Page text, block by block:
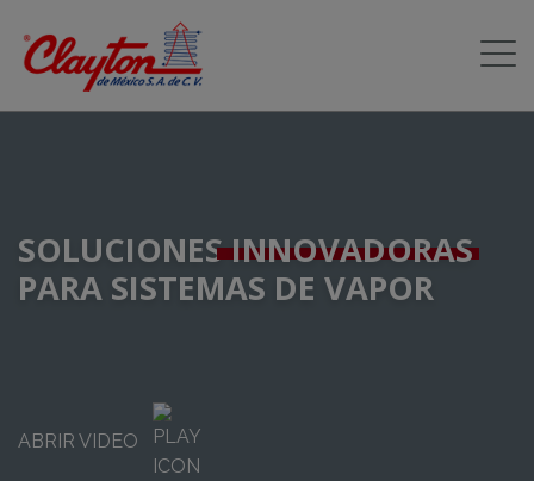
SOLUCIONESINNOVADORAS
PARA SISTEMAS DE VAPOR
ABRIR VIDEO